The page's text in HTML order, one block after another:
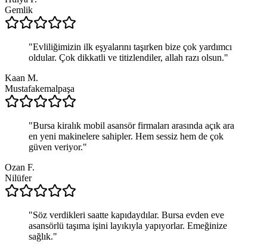
Gemlik
"Evliliğimizin ilk eşyalarını taşırken bize çok yardımcı
oldular. Çok dikkatli ve titizlendiler, allah razı olsun."
Kaan M.
Mustafakemalpaşa
"Bursa kiralık mobil asansör firmaları arasında açık ara
en yeni makinelere sahipler. Hem sessiz hem de çok
güven veriyor."
Ozan F.
Nilüfer
"Söz verdikleri saatte kapıdaydılar. Bursa evden eve
asansörlü taşıma işini layıkıyla yapıyorlar. Emeğinize
sağlık."